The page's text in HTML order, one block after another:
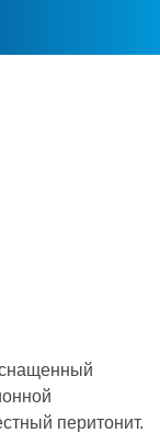
перитонит.